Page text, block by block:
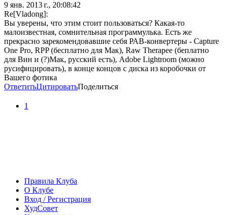
9 янв. 2013 г., 20:08:42
Re[Vladong]:
Вы уверены, что этим стоит пользоваться? Какая-то
малоизвестная, сомнительная программулька. Есть же
прекрасно зарекомендовавшие себя РАВ-конвертеры - Capture
One Pro, RPP (бесплатно для Мак), Raw Therapee (беплатно
для Вин и (?)Мак, русский есть), Adobe Lightroom (можно
русифицировать), в конце концов с диска из коробочки от
Вашего фотика
ОтветитьЦитироватьПоделиться
1
Правила Клуба
О Клубе
Вход / Регистрация
ХудСовет